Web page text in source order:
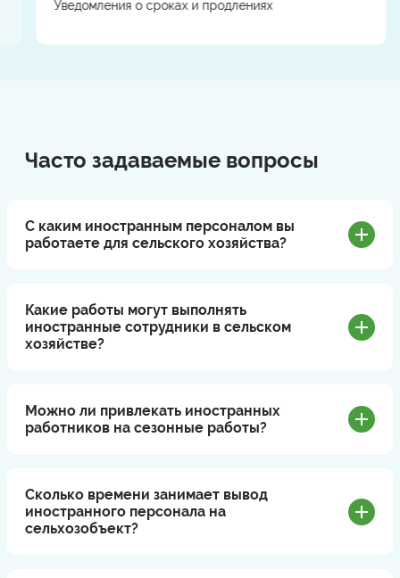
Уведомления о сроках и продлениях
Часто задаваемые вопросы
С каким иностранным персоналом вы
работаете для сельского хозяйства?
Какие работы могут выполнять
иностранные сотрудники в сельском
хозяйстве?
Можно ли привлекать иностранных
работников на сезонные работы?
Сколько времени занимает вывод
иностранного персонала на
сельхозобъект?